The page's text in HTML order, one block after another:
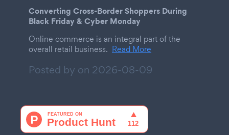
Converting Cross-Border Shoppers During
Black Friday & Cyber Monday
Online commerce is an integral part of the
overall retail business. Read More
Posted by on 2026-08-09